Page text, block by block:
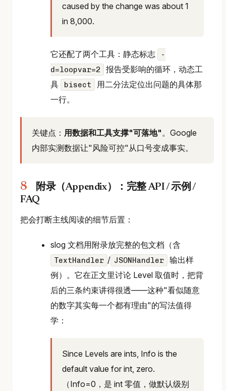
caused by the change was about 1
in 8,000.
它还配了两个工具：静态标志
-
d=loopvar=2
报告受影响的循环，动态工
具
bisect
用二分法定位出问题的具体那
一行。
关键点： 用数据和工具支撑"可落地"。Google
内部实测数据让"风险可控"从口号变成事实。
附录（Appendix）：完整 API / 示例 /
FAQ
把会打断主线阅读的细节后置：
slog 文档用附录放完整的包文档（含
TextHandler / JSONHandler
输出样
例）。它在正文里讨论 Level 取值时，把背
后的三条约束讲得很透——这种"看似随意
的数字其实每一个都有理由"的写法值得
学：
Since Levels are ints, Info is the
default value for int, zero.
（Info=0，是 int 零值，做默认级别